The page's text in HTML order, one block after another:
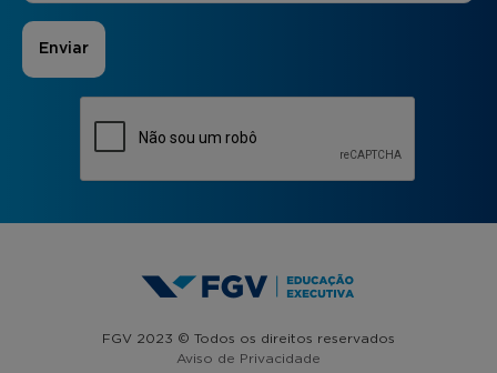
FGV 2023 © Todos os direitos reservados
Aviso de Privacidade